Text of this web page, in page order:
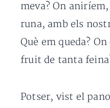
meva? On
runa, amb els
Què em queda?
fruit de tanta
Potser, vist el